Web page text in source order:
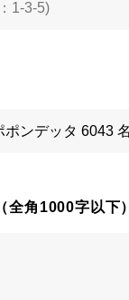
（全角1000字以下）